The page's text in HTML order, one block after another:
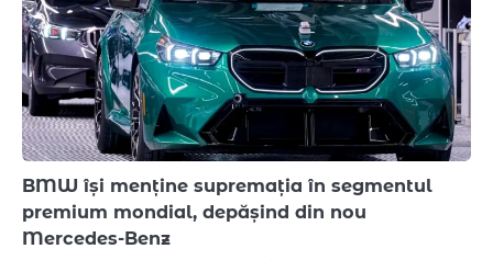
BMW își menține supremația în segmentul
premium mondial, depășind din nou
Mercedes-Benz